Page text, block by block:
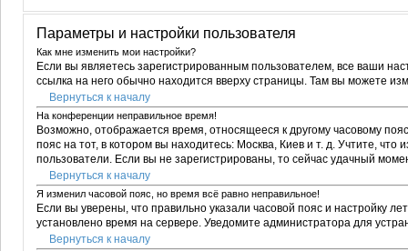
Параметры и настройки пользователя
Как мне изменить мои настройки?
Если вы являетесь зарегистрированным пользователем, все ваши
ссылка на него обычно находится вверху страницы. Там вы можете
Вернуться к началу
На конференции неправильное время!
Возможно, отображается время, относящееся к другому часовому
пояс на тот, в котором вы находитесь: Москва, Киев и т. д. Учтите,
пользователи. Если вы не зарегистрированы, то сейчас удачный
Вернуться к началу
Я изменил часовой пояс, но время всё равно неправильное!
Если вы уверены, что правильно указали часовой пояс и настройку
установлено время на сервере. Уведомите администратора для
Вернуться к началу